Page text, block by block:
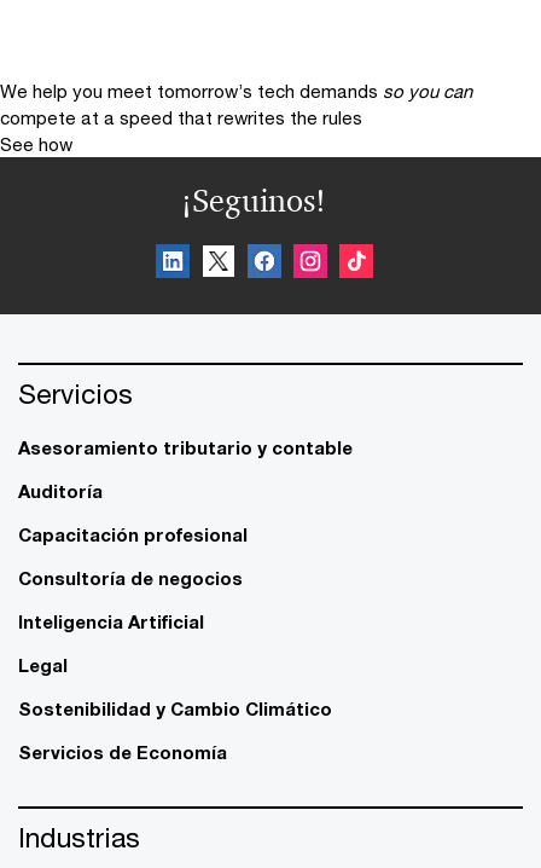
We help you meet tomorrow’s tech demands so you can
compete at a speed that rewrites the rules
See how
¡Seguinos!
Servicios
Asesoramiento tributario y contable
Auditoría
Capacitación profesional
Consultoría de negocios
Inteligencia Artificial
Legal
Sostenibilidad y Cambio Climático
Servicios de Economía
Industrias